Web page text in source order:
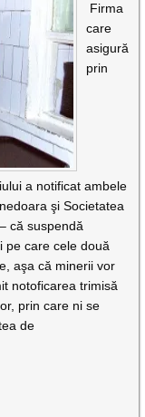
Firma
care
asigură
prin
a notificat ambele
şi Societatea
că suspendă
pe care cele două
aşa că minerii vor
notoficarea trimisă
prin care ni se
de